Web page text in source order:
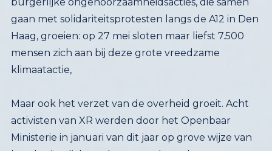
klimaatactie,
Maar ook het verzet van de overheid groeit. Acht
activisten van XR werden door het Openbaar
Ministerie in januari van dit jaar op grove wijze van
hun bed gelicht en kregen onlangs hoge